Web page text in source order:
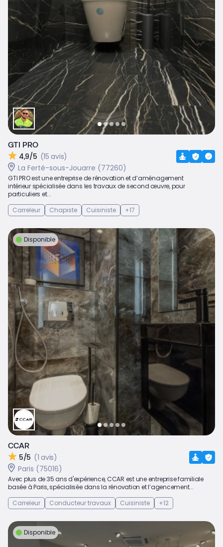
GTI PRO
4,9/5 (15 avis)
La Ferté-sous-Jouarre (77260)
GTI PRO est une entreprise de rénovation et d’aménagement
intérieur spécialisée dans les travaux de second œuvre, pour
particuliers et...
Carreleur
Chapiste Cuisiniste +17
Disponible
CCAR
5/5 (1 avis)
Paris (75016)
Avec plus de 35 ans d'expérience, CCAR est une entreprise familiale
basée à Paris, spécialisée dans la rénovation et l’agencement...
Carreleur
Conducteur travaux Cuisiniste +12
Disponible